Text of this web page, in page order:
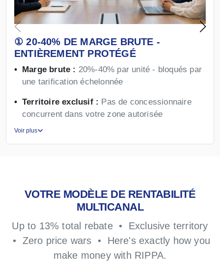
① 20-40% DE MARGE BRUTE -
ENTIÈREMENT PROTÉGÉ
Marge brute : 20%-40% par unité - bloqués par
une tarification échelonnée
Territoire exclusif : Pas de concessionnaire
concurrent dans votre zone autorisée
Voir plus
VOTRE MODÈLE DE RENTABILITÉ
MULTICANAL
Up to 13% total rebate • Exclusive territory
• Zero price wars • Here's exactly how you
make money with RIPPA.